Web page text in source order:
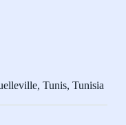
Tunis, Tunisia